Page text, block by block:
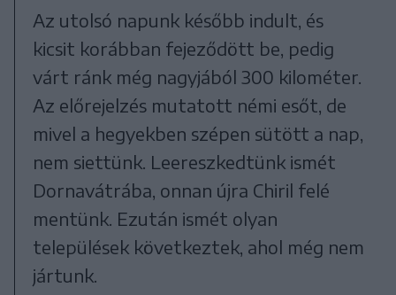
Az utolsó napunk később indult, és
kicsit korábban fejeződött be, pedig
várt ránk még nagyjából 300 kilométer.
Az előrejelzés mutatott némi esőt, de
mivel a hegyekben szépen sütött a nap,
nem siettünk. Leereszkedtünk ismét
Dornavátrába, onnan újra Chiril felé
mentünk. Ezután ismét olyan
települések következtek, ahol még nem
jártunk.